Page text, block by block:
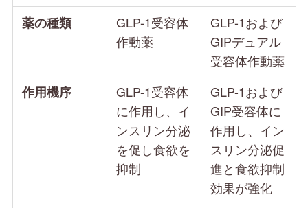
薬の種類
GLP-1受容体
作動薬
GLP-1および
GIPデュアル
受容体作動薬
作用機序
GLP-1受容体
に作用し、イ
ンスリン分泌
を促し食欲を
抑制
GLP-1および
GIP受容体に
作用し、イン
スリン分泌促
進と食欲抑制
効果が強化